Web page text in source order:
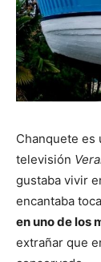
Chanquete es
televisión
gustaba vivir
encantaba
en uno de los
extrañar que